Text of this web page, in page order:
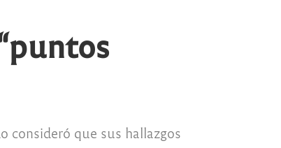
consideró que sus hallazgos